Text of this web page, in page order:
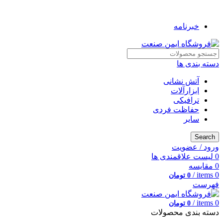
خبرنامه
دسته بندی ها
آتش نشانی
ابزارآلات
ترافیکی
حفاظت فردی
سایر
Search
ورود / عضویت
0 لیست علاقمندی ها
0 مقایسه
0
items
/
0 تومان
فهرست
0
items
/
0 تومان
دسته بندی محصولات